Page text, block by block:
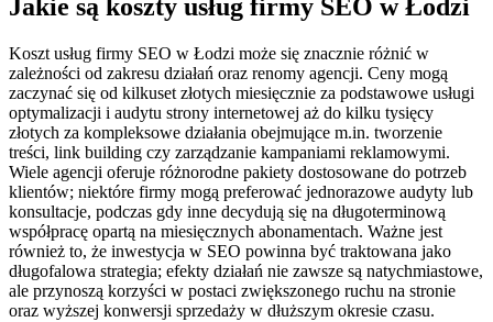
Jakie są koszty usług firmy SEO w Łodzi
Koszt usług firmy SEO w Łodzi może się znacznie różnić w
zależności od zakresu działań oraz renomy agencji. Ceny mogą
zaczynać się od kilkuset złotych miesięcznie za podstawowe usługi
optymalizacji i audytu strony internetowej aż do kilku tysięcy
złotych za kompleksowe działania obejmujące m.in. tworzenie
treści, link building czy zarządzanie kampaniami reklamowymi.
Wiele agencji oferuje różnorodne pakiety dostosowane do potrzeb
klientów; niektóre firmy mogą preferować jednorazowe audyty lub
konsultacje, podczas gdy inne decydują się na długoterminową
współpracę opartą na miesięcznych abonamentach. Ważne jest
również to, że inwestycja w SEO powinna być traktowana jako
długofalowa strategia; efekty działań nie zawsze są natychmiastowe,
ale przynoszą korzyści w postaci zwiększonego ruchu na stronie
oraz wyższej konwersji sprzedaży w dłuższym okresie czasu.